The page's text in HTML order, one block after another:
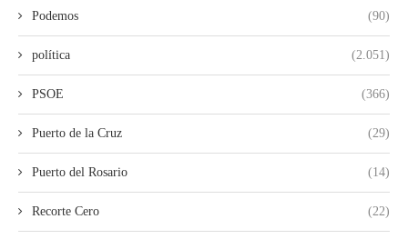
Podemos (90)
política (2.051)
PSOE (366)
Puerto de la Cruz (29)
Puerto del Rosario (14)
Recorte Cero (22)